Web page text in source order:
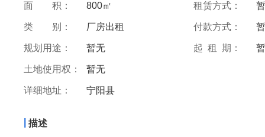
面 积： 800㎡ 租赁方式：
类 别： 厂房出租 付款方式：
规划用途： 暂无 起 租 期：
土地使用权： 暂无
详细地址： 宁阳县
描述